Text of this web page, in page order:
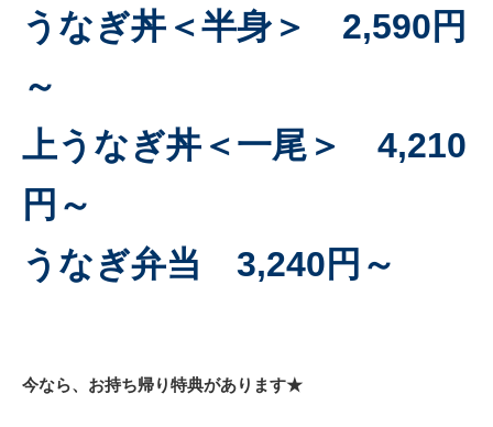
うなぎ丼＜半身＞ 2,590円
～
上うなぎ丼＜一尾＞ 4,210
円～
うなぎ弁当 3,240円～
今なら、お持ち帰り特典があります★